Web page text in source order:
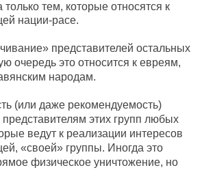
только тем, которые относятся к
нации-расе.
представителей остальных
очередь это относится к евреям,
народам.
(или даже рекомендуемость)
этих групп любых
ведут к реализации интересов
«своей» группы. Иногда это
физическое уничтожение, но